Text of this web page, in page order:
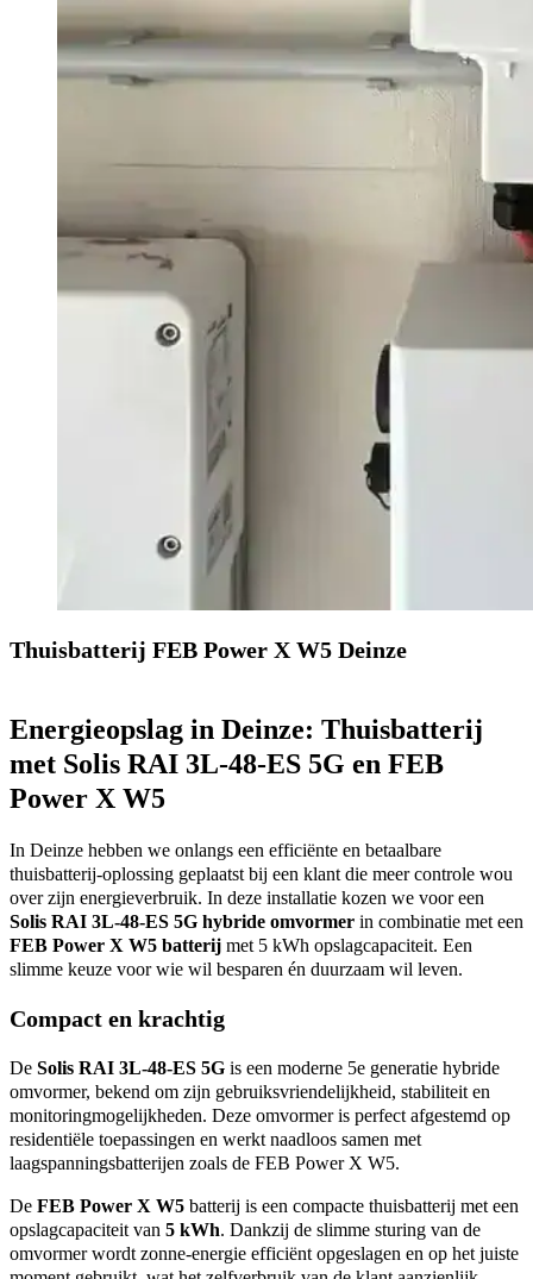
Thuisbatterij FEB Power X W5 Deinze
Energieopslag in Deinze: Thuisbatterij
met Solis RAI 3L-48-ES 5G en FEB
Power X W5
In Deinze hebben we onlangs een efficiënte en betaalbare
thuisbatterij-oplossing geplaatst bij een klant die meer controle wou
over zijn energieverbruik. In deze installatie kozen we voor een
Solis RAI 3L-48-ES 5G hybride omvormer in combinatie met een
FEB Power X W5 batterij met 5 kWh opslagcapaciteit. Een
slimme keuze voor wie wil besparen én duurzaam wil leven.
Compact en krachtig
De Solis RAI 3L-48-ES 5G is een moderne 5e generatie hybride
omvormer, bekend om zijn gebruiksvriendelijkheid, stabiliteit en
monitoringmogelijkheden. Deze omvormer is perfect afgestemd op
residentiële toepassingen en werkt naadloos samen met
laagspanningsbatterijen zoals de FEB Power X W5.
De FEB Power X W5 batterij is een compacte thuisbatterij met een
opslagcapaciteit van 5 kWh. Dankzij de slimme sturing van de
omvormer wordt zonne-energie efficiënt opgeslagen en op het juiste